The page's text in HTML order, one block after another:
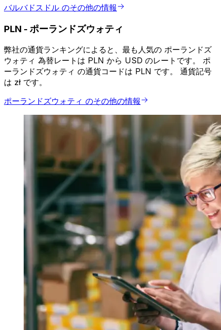
バルバドスドル のその他の情報
PLN - ポーランドズウォティ
弊社の通貨ランキングによると、最も人気の ポーランドズ
ウォティ 為替レートは PLN から USD のレートです。 ポ
ーランドズウォティ の通貨コードは PLN です。 通貨記号
は zł です。
ポーランドズウォティ のその他の情報